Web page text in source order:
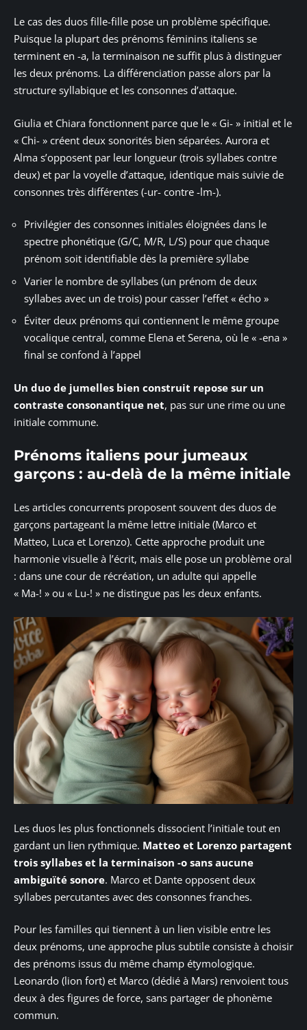
Le cas des duos fille-fille pose un problème spécifique.
Puisque la plupart des prénoms féminins italiens se
terminent en -a, la terminaison ne suffit plus à distinguer
les deux prénoms. La différenciation passe alors par la
structure syllabique et les consonnes d’attaque.
Giulia et Chiara fonctionnent parce que le « Gi- » initial et le
« Chi- » créent deux sonorités bien séparées. Aurora et
Alma s’opposent par leur longueur (trois syllabes contre
deux) et par la voyelle d’attaque, identique mais suivie de
consonnes très différentes (-ur- contre -lm-).
Privilégier des consonnes initiales éloignées dans le
spectre phonétique (G/C, M/R, L/S) pour que chaque
prénom soit identifiable dès la première syllabe
Varier le nombre de syllabes (un prénom de deux
syllabes avec un de trois) pour casser l’effet « écho »
Éviter deux prénoms qui contiennent le même groupe
vocalique central, comme Elena et Serena, où le « -ena »
final se confond à l’appel
Un duo de jumelles bien construit repose sur un
contraste consonantique net, pas sur une rime ou une
initiale commune.
Prénoms italiens pour jumeaux
garçons : au-delà de la même initiale
Les articles concurrents proposent souvent des duos de
garçons partageant la même lettre initiale (Marco et
Matteo, Luca et Lorenzo). Cette approche produit une
harmonie visuelle à l’écrit, mais elle pose un problème oral
: dans une cour de récréation, un adulte qui appelle
« Ma-! » ou « Lu-! » ne distingue pas les deux enfants.
Les duos les plus fonctionnels dissocient l’initiale tout en
gardant un lien rythmique. Matteo et Lorenzo partagent
trois syllabes et la terminaison -o sans aucune
ambiguïté sonore. Marco et Dante opposent deux
syllabes percutantes avec des consonnes franches.
Pour les familles qui tiennent à un lien visible entre les
deux prénoms, une approche plus subtile consiste à choisir
des prénoms issus du même champ étymologique.
Leonardo (lion fort) et Marco (dédié à Mars) renvoient tous
deux à des figures de force, sans partager de phonème
commun.